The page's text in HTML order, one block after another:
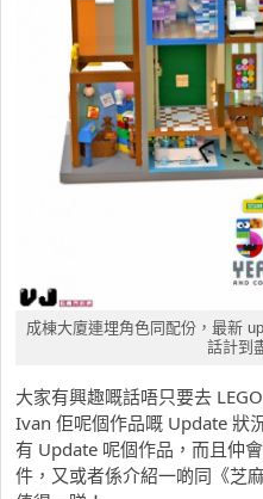
成棟大廈連埋角色同配份，最新
話計到
大家有興趣嘅話唔只要去
Ivan 佢呢個作品嘅 Update 狀
有 Update 呢個作品，而且仲
件，又或者係介紹一啲同《芝